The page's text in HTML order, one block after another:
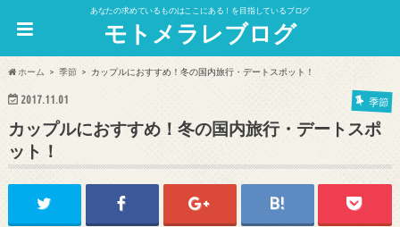
あなたの求めているものはここにある！を目指しているブログ
モトメラレブログ
ホーム 季節 カップルにおすすめ！冬の国内旅行・デートスポット！
2017.11.01 季節
カップルにおすすめ！冬の国内旅行・デートスポ
ット！